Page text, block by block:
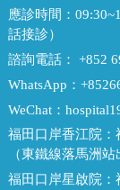
應診時間：
話接診）
諮詢電話： +852
WhatsApp：
WeChat：
福田口岸香江院：
（東鐵線落馬洲站
福田口岸星啟院：